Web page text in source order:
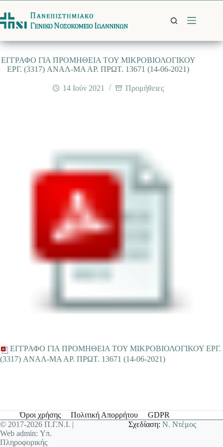
στο
περιεχόμενο
EΓΓΡΑΦΟ ΓΙΑ ΠΡΟΜΗΘΕΙΑ ΤΟΥ ΜΙΚΡΟΒΙΟΛΟΓΙΚΟΥ
ΕΡΓ. (3317) ANΑΛ-ΜΑ ΑΡ. ΠΡΩΤ. 13671 (14-06-2021)
14 Ιούν 2021 Προμήθειες
EΓΓΡΑΦΟ ΓΙΑ ΠΡΟΜΗΘΕΙΑ ΤΟΥ ΜΙΚΡΟΒΙΟΛΟΓΙΚΟΥ ΕΡΓ.
(3317) ANΑΛ-ΜΑ ΑΡ. ΠΡΩΤ. 13671 (14-06-2021)
Όροι χρήσης Πολιτική Απορρήτου
GDPR
© 2017-2026 Π.Γ.Ν.Ι. |
Web admin: Υπ.
Πληροφορικής
Σχεδίαση:Ν. Ντέμος